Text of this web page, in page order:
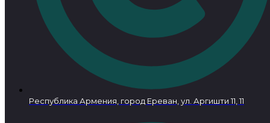
Республика Армения, город Ереван, ул. Аргишти 11, 11